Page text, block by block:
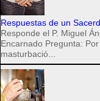
Respuestas de un
Responde el P. Miguel
Encarnado Pregunta:
masturbació...